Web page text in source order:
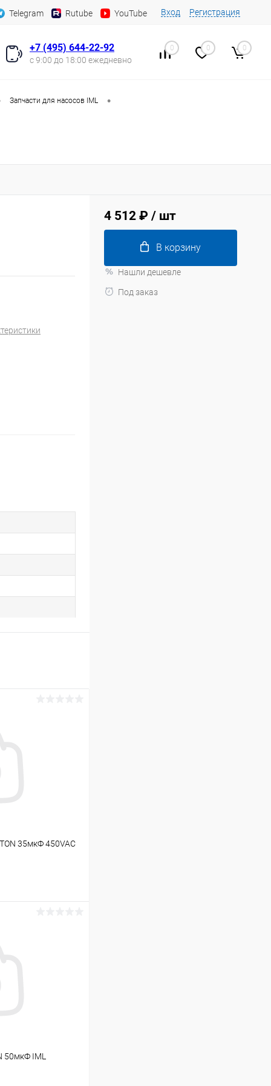
Telegram Rutube YouTube Вход Регистрация
+7 (495) 644-22-92
с 9:00 до 18:00 ежедневно
0 0 0
Запчасти для насосов IML •
35мкФ 450VAC
50мкФ IML
4 512 ₽ / шт
В корзину
Нашли дешевле
Под заказ